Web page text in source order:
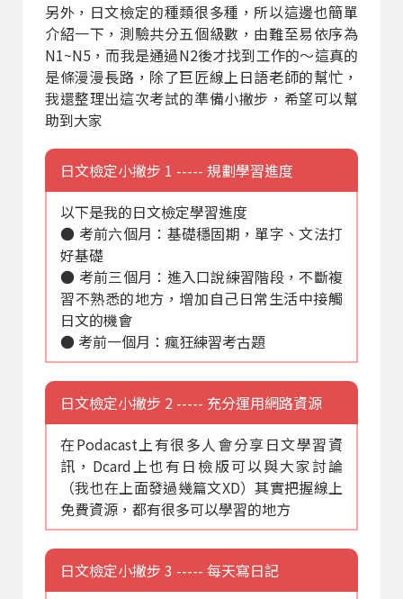
另外，日文檢定的種類很多種，所以這邊也簡單
介紹一下，測驗共分五個級數，由難至易依序為
N1~N5，而我是通過N2後才找到工作的～這真的
是條漫漫長路，除了巨匠線上日語老師的幫忙，
我還整理出這次考試的準備小撇步，希望可以幫
助到大家
日文檢定小撇步 1 ----- 規劃學習進度
以下是我的日文檢定學習進度
● 考前六個月：基礎穩固期，單字、文法打
好基礎
● 考前三個月：進入口說練習階段，不斷複
習不熟悉的地方，增加自己日常生活中接觸
日文的機會
● 考前一個月：瘋狂練習考古題
日文檢定小撇步 2 ----- 充分運用網路資源
在Podacast上有很多人會分享日文學習資
訊，Dcard上也有日檢版可以與大家討論
（我也在上面發過幾篇文XD）其實把握線上
免費資源，都有很多可以學習的地方
日文檢定小撇步 3 ----- 每天寫日記